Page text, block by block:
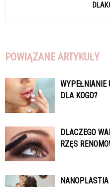
POWIĄZANE ARTYKUŁY
WYPEŁNIANIE
DLA KOGO?
DLACZEGO
RZĘS